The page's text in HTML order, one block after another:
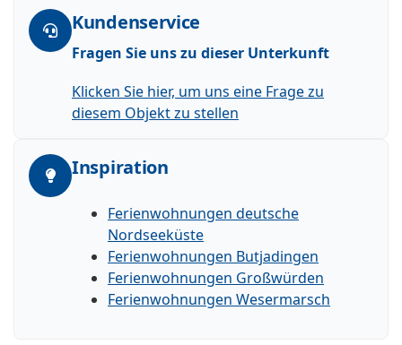
Kundenservice
Fragen Sie uns zu dieser Unterkunft
Klicken Sie hier, um uns eine Frage zu
diesem Objekt zu stellen
Inspiration
Ferienwohnungen deutsche
Nordseeküste
Ferienwohnungen Butjadingen
Ferienwohnungen Großwürden
Ferienwohnungen Wesermarsch